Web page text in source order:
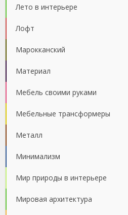
Лето в интерьере
Лофт
Марокканский
Материал
Мебель своими руками
Мебельные трансформеры
Металл
Минимализм
Мир природы в интерьере
Мировая архитектура